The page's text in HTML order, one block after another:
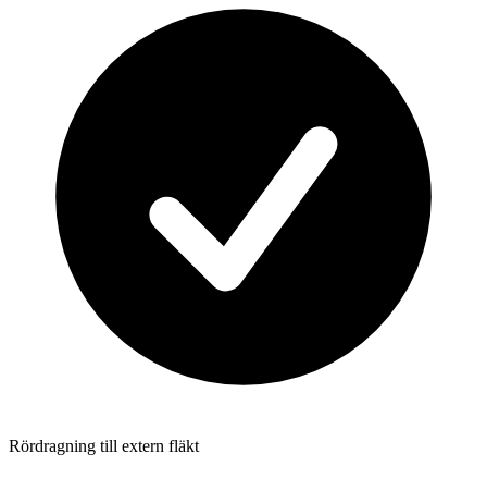
Rördragning till extern fläkt